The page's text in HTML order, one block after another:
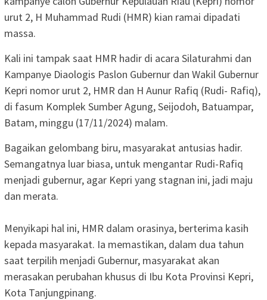
urut 2, H Muhammad Rudi (HMR) kian ramai dipadati
massa.
Kali ini tampak saat HMR hadir di acara Silaturahmi dan
Kampanye Diaologis Paslon Gubernur dan Wakil Gubernur
Kepri nomor urut 2, HMR dan H Aunur Rafiq (Rudi- Rafiq),
di fasum Komplek Sumber Agung, Seijodoh, Batuampar,
Batam, minggu (17/11/2024) malam.
Bagaikan gelombang biru, masyarakat antusias hadir.
Semangatnya luar biasa, untuk mengantar Rudi-Rafiq
menjadi gubernur, agar Kepri yang stagnan ini, jadi maju
dan merata.
Menyikapi hal ini, HMR dalam orasinya, berterima kasih
kepada masyarakat. Ia memastikan, dalam dua tahun
saat terpilih menjadi Gubernur, masyarakat akan
merasakan perubahan khusus di Ibu Kota Provinsi Kepri,
Kota Tanjungpinang.